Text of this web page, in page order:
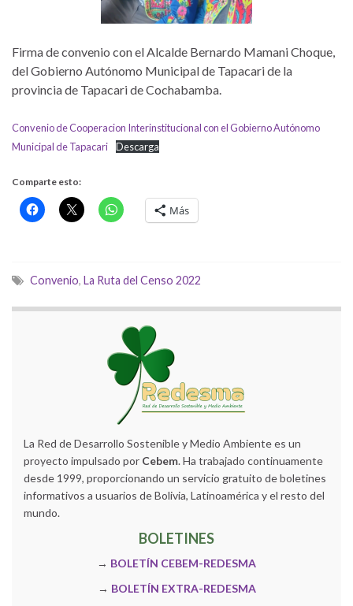
Firma de convenio con el Alcalde Bernardo Mamani Choque,
del Gobierno Autónomo Municipal de Tapacari de la
provincia de Tapacari de Cochabamba.
Convenio de Cooperacion Interinstitucional con el Gobierno Autónomo
Municipal de Tapacari
Descarga
Comparte esto:
Más
Convenio, La Ruta del Censo 2022
La Red de Desarrollo Sostenible y Medio Ambiente es un
proyecto impulsado por Cebem. Ha trabajado continuamente
desde 1999, proporcionando un servicio gratuito de boletines
informativos a usuarios de Bolivia, Latinoamérica y el resto del
mundo.
BOLETINES
→ BOLETÍN CEBEM-REDESMA
→ BOLETÍN EXTRA-REDESMA